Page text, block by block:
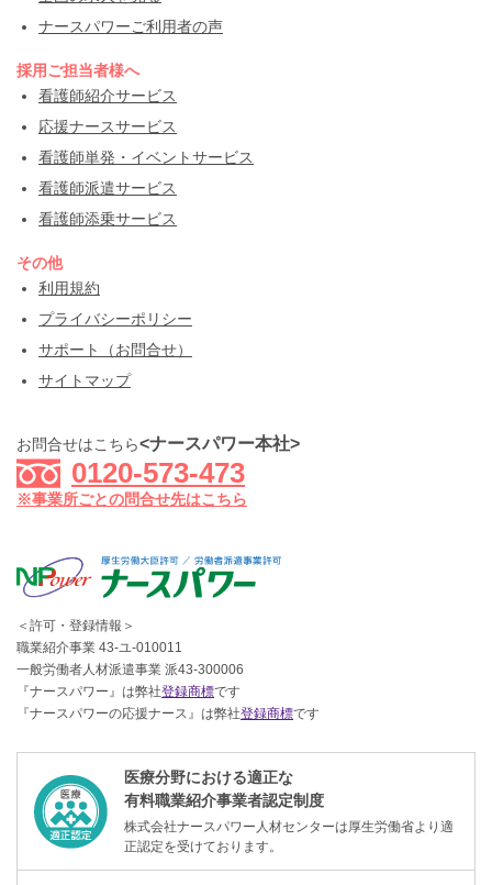
ナースパワーご利用者の声
採用ご担当者様へ
看護師紹介サービス
応援ナースサービス
看護師単発・イベントサービス
看護師派遣サービス
看護師添乗サービス
その他
利用規約
プライバシーポリシー
サポート（お問合せ）
サイトマップ
お問合せはこちら<ナースパワー本社>
0120-573-473
※事業所ごとの問合せ先はこちら
＜許可・登録情報＞
職業紹介事業 43-ユ-010011
一般労働者人材派遣事業 派43-300006
『ナースパワー』は弊社登録商標です
『ナースパワーの応援ナース』は弊社登録商標です
医療分野における適正な
有料職業紹介事業者認定制度
株式会社ナースパワー人材センターは厚生労働省より適
正認定を受けております。